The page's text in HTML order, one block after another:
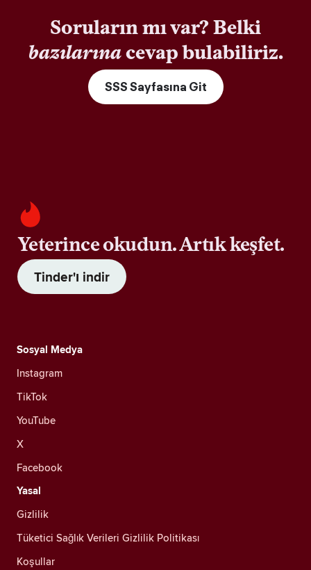
Soruların mı var? Belki
bazılarınacevap bulabiliriz.
SSS Sayfasına Git
Yeterince okudun. Artık keşfet.
Tinder'ı indir
Sosyal Medya
Instagram
TikTok
YouTube
X
Facebook
Yasal
Gizlilik
Tüketici Sağlık Verileri Gizlilik Politikası
Koşullar